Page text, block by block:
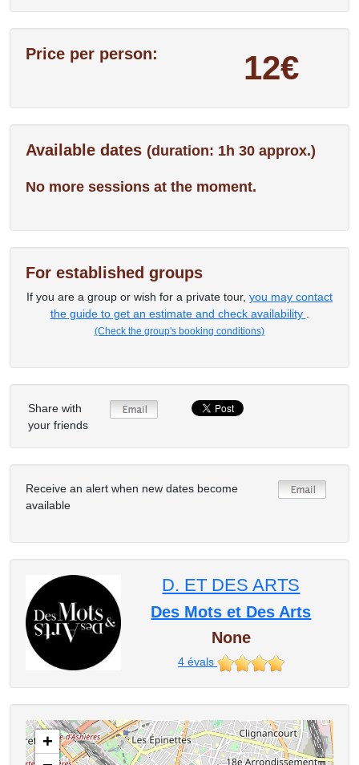
Price per person: 12€
Available dates (duration: 1h 30 approx.)
No more sessions at the moment.
For established groups
If you are a group or wish for a private tour, you may contact
the guide to get an estimate and check availability
(Check the group's booking conditions)
Share with
your friends
Receive an alert when new dates become
available
D. ET DES ARTS
Des Mots et Des Arts
None
4évals
+